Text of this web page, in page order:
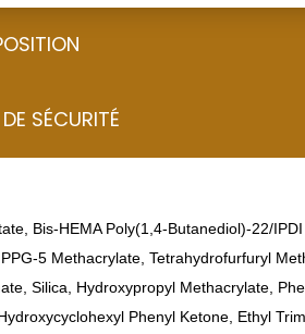
SÉCURITÉ
Bis-HEMA Poly(1,4-Butanediol)-22/
5 Methacrylate, Tetrahydrofurfuryl
Silica, Hydroxypropyl Methacrylate,
Phenyl Ketone, Ethyl